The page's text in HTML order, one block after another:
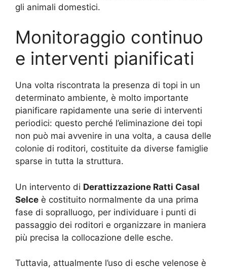
gli animali domestici.
Monitoraggio continuo
e interventi pianificati
Una volta riscontrata la presenza di topi in un
determinato ambiente, è molto importante
pianificare rapidamente una serie di interventi
periodici: questo perché l’eliminazione dei topi
non può mai avvenire in una volta, a causa delle
colonie di roditori, costituite da diverse famiglie
sparse in tutta la struttura.
Un intervento di Derattizzazione Ratti Casal
Selce è costituito normalmente da una prima
fase di sopralluogo, per individuare i punti di
passaggio dei roditori e organizzare in maniera
più precisa la collocazione delle esche.
Tuttavia, attualmente l’uso di esche velenose è